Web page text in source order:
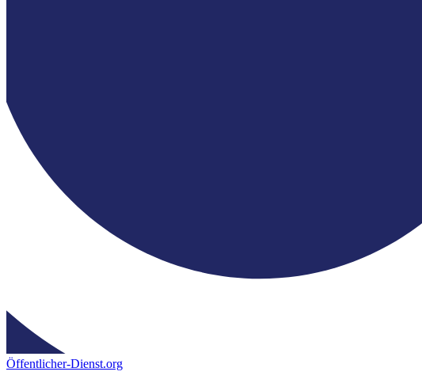
Öffentlicher-Dienst.org